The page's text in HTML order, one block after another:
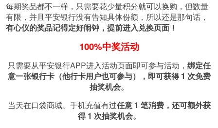
每期奖品都不一样，只需要花少量积分就可以换购，但数量
有限，并且平安银行没有告知具体份额，所以还是那句话，
有心仪的奖品记得定好闹钟，提前进入兑换页面！
100%中奖活动
只需要从平安银行APP进入活动页面即可参与活动， 绑定任
意一张银行卡（他行卡用户也可参与），即可获得 1 次免费
抽奖机会。
当天在口袋商城、手机充值有过任意 1 笔消费，还可额外获
得 1 次抽奖机会。